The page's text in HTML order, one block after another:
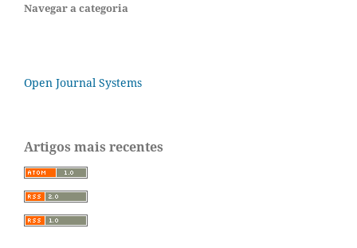
Navegar a categoria
Open Journal Systems
Artigos mais recentes